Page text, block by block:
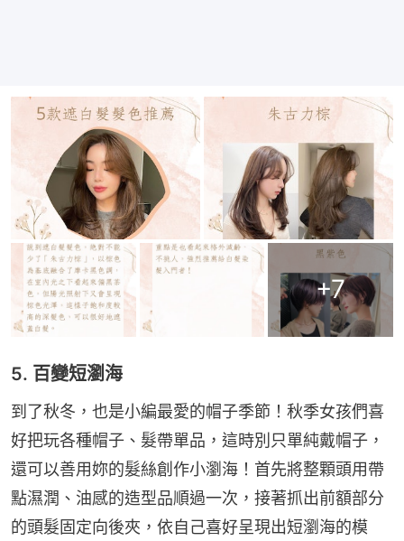
+7
5. 百變短瀏海
到了秋冬，也是小編最愛的帽子季節！秋季女孩們喜
好把玩各種帽子、髮帶單品，這時別只單純戴帽子，
還可以善用妳的髮絲創作小瀏海！首先將整顆頭用帶
點濕潤、油感的造型品順過一次，接著抓出前額部分
的頭髮固定向後夾，依自己喜好呈現出短瀏海的模